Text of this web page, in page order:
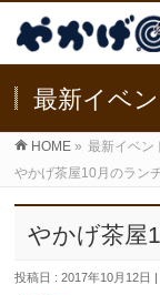
最新イベ
HOME » 最新イベン
やかげ茶屋10月のラン
やかげ茶屋
投稿日 : 2017年10月12日